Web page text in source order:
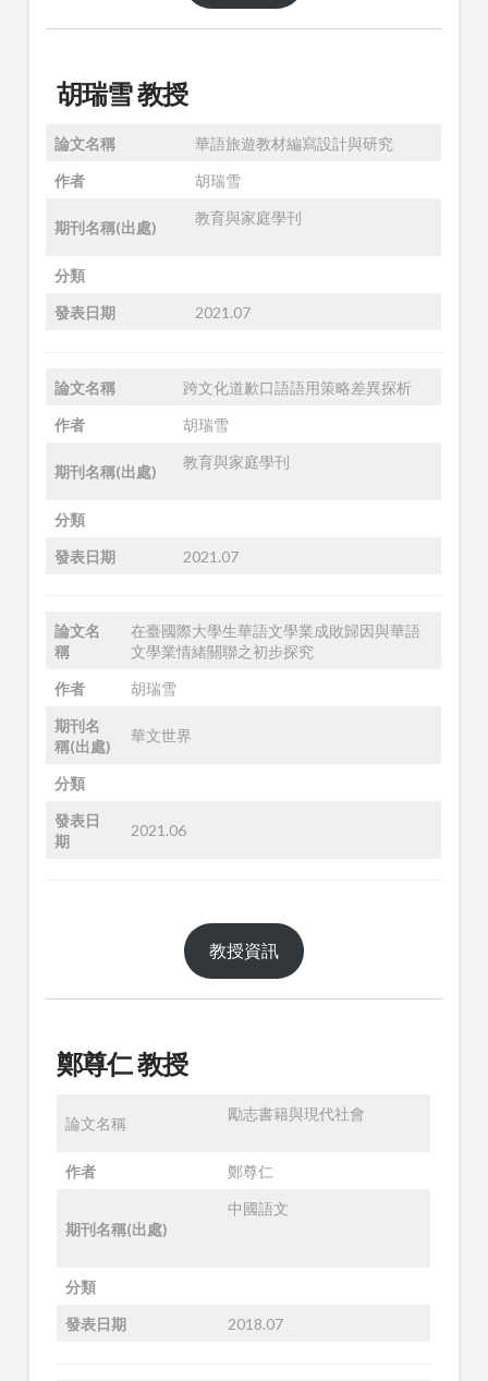
胡瑞雪 教授
論文名稱
華語旅遊教材編寫設計與研究
作者
胡瑞雪
期刊名稱(出處)
教育與家庭學刊
分類
發表日期
2021.07
論文名稱
跨文化道歉口語語用策略差異探析
作者
胡瑞雪
期刊名稱(出處)
教育與家庭學刊
分類
發表日期
2021.07
論文名
稱
在臺國際大學生華語文學業成敗歸因與華語
文學業情緒關聯之初步探究
作者
胡瑞雪
期刊名
稱(出處)
華文世界
分類
發表日
期
2021.06
教授資訊
鄭尊仁 教授
論文名稱
勵志書籍與現代社會
作者 鄭尊仁
期刊名稱(出處)
中國語文
分類
發表日期
2018.07